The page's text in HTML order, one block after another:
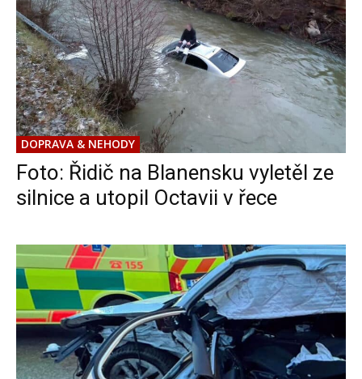
DOPRAVA & NEHODY
Foto: Řidič na Blanensku vyletěl ze
silnice a utopil Octavii v řece